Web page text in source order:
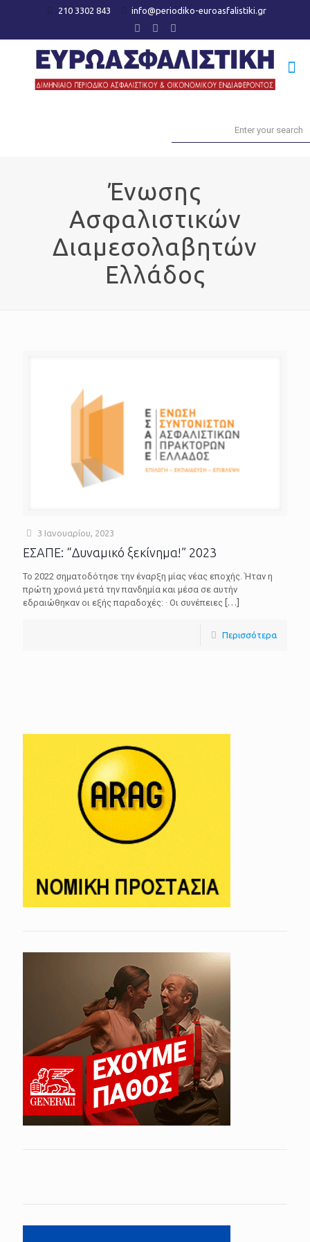
210 3302 843 info@periodiko-euroasfalistiki.gr
Ένωσης
Ασφαλιστικών
Διαμεσολαβητών
Ελλάδος
3 Ιανουαρίου, 2023
ΕΣΑΠΕ: “Δυναμικό ξεκίνημα!” 2023
Το 2022 σηματοδότησε την έναρξη μίας νέας εποχής. Ήταν η
πρώτη χρονιά μετά την πανδημία και μέσα σε αυτήν
εδραιώθηκαν οι εξής παραδοχές: · Οι συνέπειες […]
Περισσότερα